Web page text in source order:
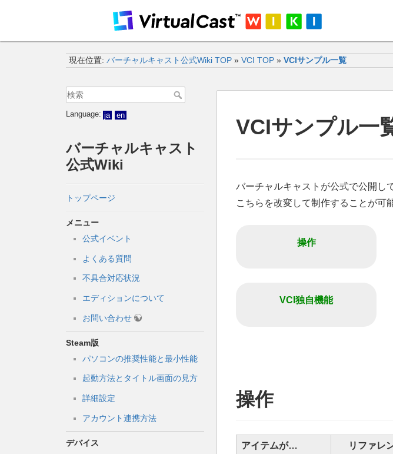
現在位置: バーチャルキャスト公式Wiki TOP» VCI TOP» VCIサンプル一覧
Language: ja en
バーチャルキャスト
公式Wiki
トップページ
メニュー
公式イベント
よくある質問
不具合対応状況
エディションについて
お問い合わせ
Steam版
パソコンの推奨性能と最小性能
起動方法とタイトル画面の見方
詳細設定
アカウント連携方法
デバイス
VCIサンプル一
バーチャルキャストが公式で公開し
こちらを改変して制作することが可
操作
VCI独自機能
操作
アイテムが… リファレ